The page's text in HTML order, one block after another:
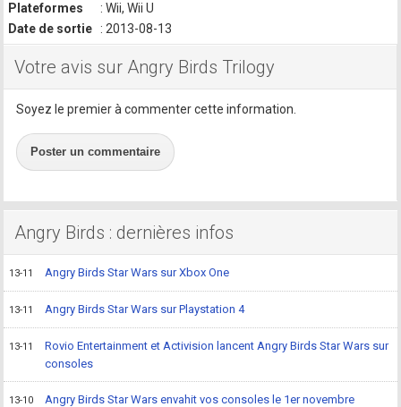
Plateformes
: Wii, Wii U
Date de sortie
: 2013-08-13
Votre avis sur Angry Birds Trilogy
Soyez le premier à commenter cette information.
Poster un commentaire
Angry Birds : dernières infos
13-11 Angry Birds Star Wars sur Xbox One
13-11 Angry Birds Star Wars sur Playstation 4
13-11
Rovio Entertainment et Activision lancent Angry Birds Star Wars sur
consoles
13-10 Angry Birds Star Wars envahit vos consoles le 1er novembre